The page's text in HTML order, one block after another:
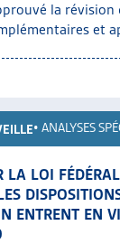
la révision
et
• ANALYSES
LA LOI
ENTRENT EN